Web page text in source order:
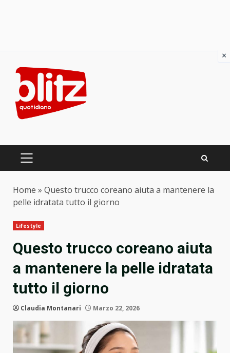
content
PRIMARY
Home » Questo trucco coreano aiuta a mantenere la
pelle idratata tutto il giorno
Lifestyle
Questo trucco coreano aiuta
a mantenere la pelle idratata
tutto il giorno
Claudia Montanari Marzo 22, 2026
×